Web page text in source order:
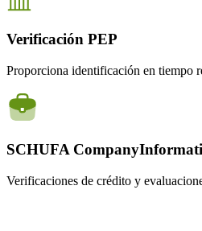
Verificación PEP
Proporciona identificación en tiempo
SCHUFA
Verificaciones de crédito y